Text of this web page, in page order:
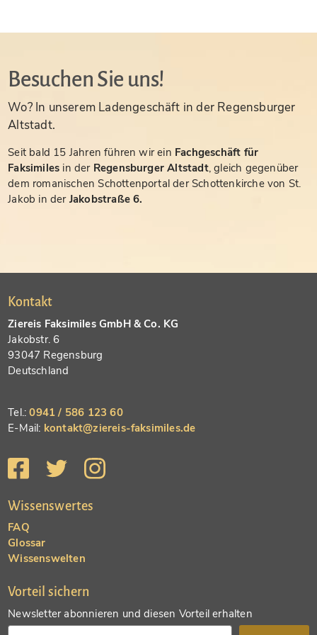
Besuchen Sie uns!
Wo? In unserem Ladengeschäft in der Regensburger
Altstadt.
Seit bald 15 Jahren führen wir ein Fachgeschäft für
Faksimiles in der Regensburger Altstadt, gleich gegenüber
dem romanischen Schottenportal der Schottenkirche von St.
Jakob in der Jakobstraße 6.
Kontakt
Ziereis Faksimiles GmbH & Co. KG
Jakobstr. 6
93047 Regensburg
Deutschland
Tel.:0941 / 586 123 60
E-Mail: kontakt@ziereis-faksimiles.de
Wissenswertes
FAQ
Glossar
Wissenswelten
Vorteil sichern
Newsletter abonnieren und diesen Vorteil erhalten